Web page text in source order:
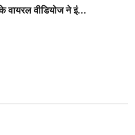
वायरल वीडियोज ने इं...